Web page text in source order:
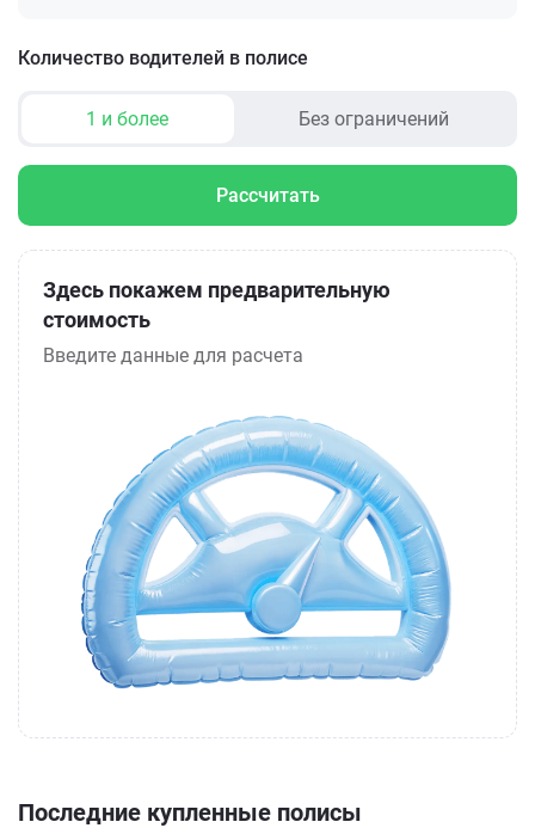
Количество водителей в полисе
1 и более Без ограничений
Рассчитать
Здесь покажем предварительную
стоимость
Введите данные для расчета
Последние купленные полисы